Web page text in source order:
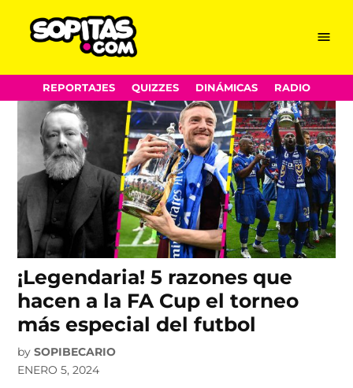
content
Menu
REPORTAJES QUIZZES DINÁMICAS RADIO
Futbol Inglés
¡Legendaria! 5 razones que
hacen a la FA Cup el torneo
más especial del futbol
by SOPIBECARIO
ENERO 5, 2024